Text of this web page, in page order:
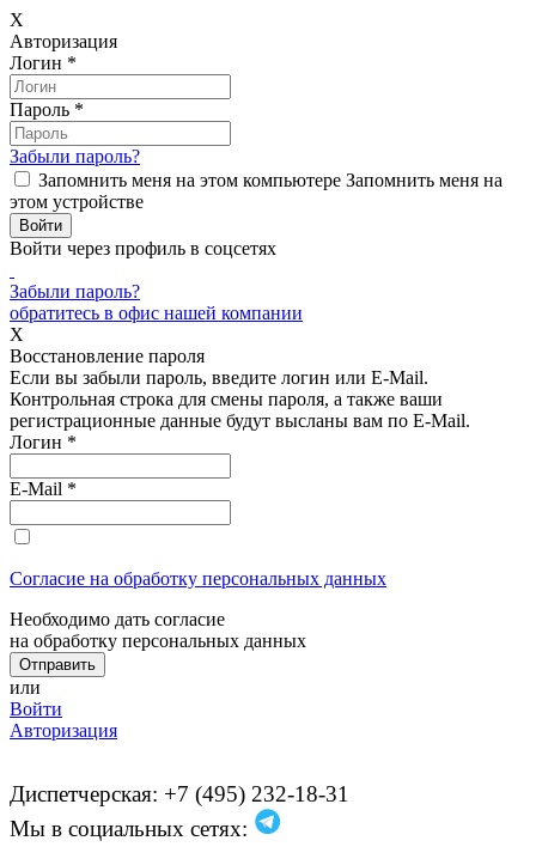
X
Авторизация
Логин *
Пароль *
Забыли пароль?
Запомнить меня на этом компьютере Запомнить меня на
этом устройстве
Войти через профиль в соцсетях
Забыли пароль?
обратитесь в офис нашей компании
X
Восстановление пароля
Если вы забыли пароль, введите логин или E-Mail.
Контрольная строка для смены пароля, а также ваши
регистрационные данные будут высланы вам по E-Mail.
Логин *
E-Mail *
Согласие на обработку персональных данных
Необходимо дать согласие
на обработку персональных данных
или
Войти
Авторизация
Диспетчерская: +7 (495) 232-18-31
Мы в социальных сетях: